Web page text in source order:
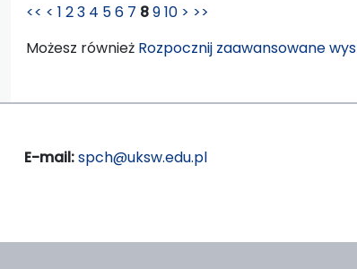
<< < 1 23 4 56 7 8910 > >>
Możesz również Rozpocznij zaawansowane
E-mail:spch@uksw.edu.pl